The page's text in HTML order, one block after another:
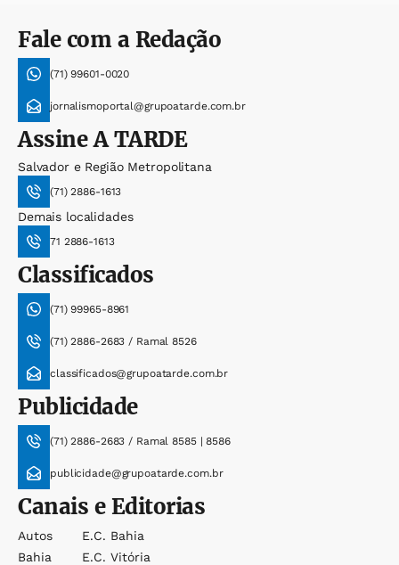
Fale com a Redação
(71) 99601-0020
jornalismoportal@grupoatarde.com.br
AssineA TARDE
Salvador e Região Metropolitana
(71) 2886-1613
Demais localidades
71 2886-1613
Classificados
(71) 99965-8961
(71) 2886-2683 / Ramal 8526
classificados@grupoatarde.com.br
Publicidade
(71) 2886-2683 / Ramal 8585 | 8586
publicidade@grupoatarde.com.br
Canais e Editorias
Autos
Bahia
E.c. Bahia
E.c. Vitória